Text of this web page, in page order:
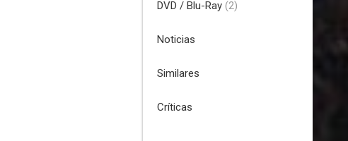
DVD / Blu-Ray (2)
Noticias
Similares
Críticas